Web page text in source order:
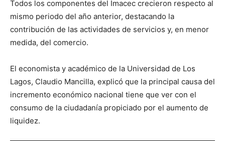
Todos los componentes del Imacec crecieron respecto al
mismo periodo del año anterior, destacando la
contribución de las actividades de servicios y, en menor
medida, del comercio.
El economista y académico de la Universidad de Los
Lagos, Claudio Mancilla, explicó que la principal causa del
incremento económico nacional tiene que ver con el
consumo de la ciudadanía propiciado por el aumento de
liquidez.